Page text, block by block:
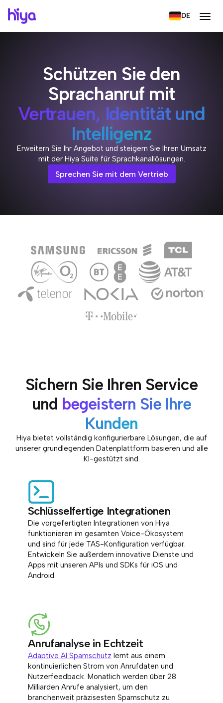
DE
Schützen Sie den
Sprachanruf mit
Vertrauen, Identität und
Intelligenz
Erweitern Sie Ihr Angebot und steigern Sie Ihren Umsatz
mit der Hiya Suite für Sprachkanallösungen.
Sprechen Sie mit dem Vertrieb
Sichern Sie Ihren Service
und begeistern Sie Ihre
Kunden
Hiya bietet vollständig konfigurierbare Lösungen, die auf
unserer grundlegenden Datenplattform basieren und alle
KI-gestützt sind.
Schlüsselfertige Integrationen
Die vorgefertigten Integrationen von Hiya
funktionieren im gesamten Voice-Ökosystem
und sind für jede TAS-Konfiguration verfügbar.
Entwickeln Sie außerdem innovative Dienste und
Apps mit unseren APIs und SDKs für iOS und
Android.
Anrufanalyse in Echtzeit
Adaptive AI Spamschutz lernt aus einem
kontinuierlichen Strom von Anrufdaten und
Nutzerfeedback. Monatlich werden über 28
Milliarden Anrufe analysiert, um den
branchenweit präzisesten Spamschutz zu